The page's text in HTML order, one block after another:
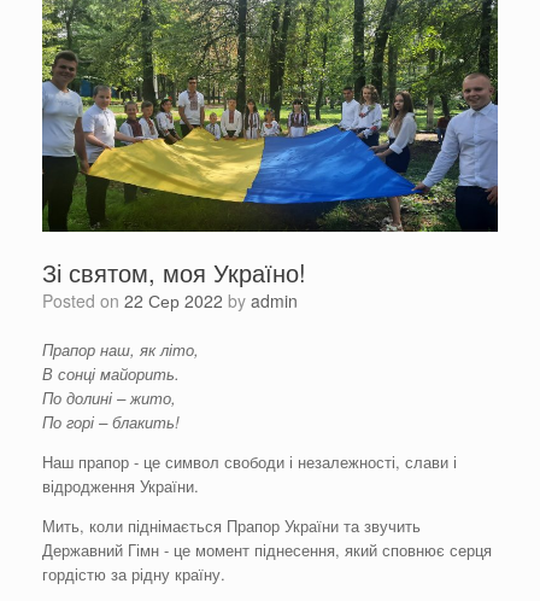
Зі святом, моя Україно!
Posted on 22 Сер 2022 by admin
Прапор наш, як літо,
В сонці майорить.
По долині – жито,
По горі – блакить!
Наш прапор - це символ свободи і незалежності, слави і
відродження України.
Мить, коли піднімається Прапор України та звучить
Державний Гімн - це момент піднесення, який сповнює серця
гордістю за рідну країну.